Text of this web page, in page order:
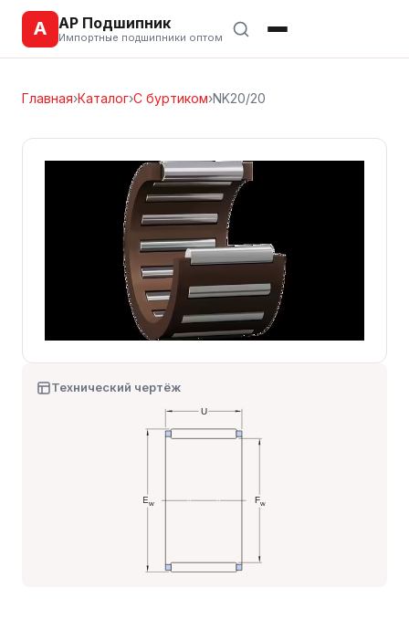
А АР Подшипник
Импортные подшипники оптом
Главная›Каталог›С буртиком›NK20/20
Технический чертёж